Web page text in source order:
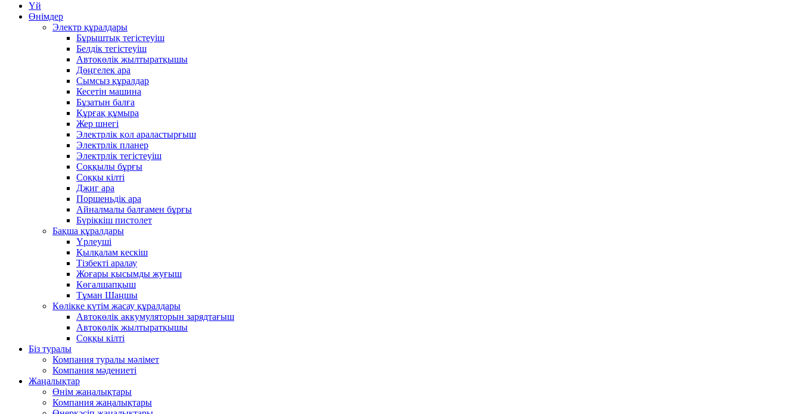
Үй
Өнімдер
Электр құралдары
Бұрыштық тегістеуіш
Белдік тегістеуіш
Автокөлік жылтыратқышы
Дөңгелек ара
Сымсыз құралдар
Кесетін машина
Бұзатын балға
Құрғақ құмыра
Жер шнегі
Электрлік қол араластырғыш
Электрлік планер
Электрлік тегістеуіш
Соққылы бұрғы
Соққы кілті
Джиг ара
Поршеньдік ара
Айналмалы балғамен бұрғы
Бүріккіш пистолет
Бақша құралдары
Үрлеуші
Қылқалам кескіш
Тізбекті аралау
Жоғары қысымды жуғыш
Көгалшапқыш
Тұман Шаңшы
Көлікке күтім жасау құралдары
Автокөлік аккумуляторын зарядтағыш
Автокөлік жылтыратқышы
Соққы кілті
Біз туралы
Компания туралы мәлімет
Компания мәдениеті
Жаңалықтар
Өнім жаңалықтары
Компания жаңалықтары